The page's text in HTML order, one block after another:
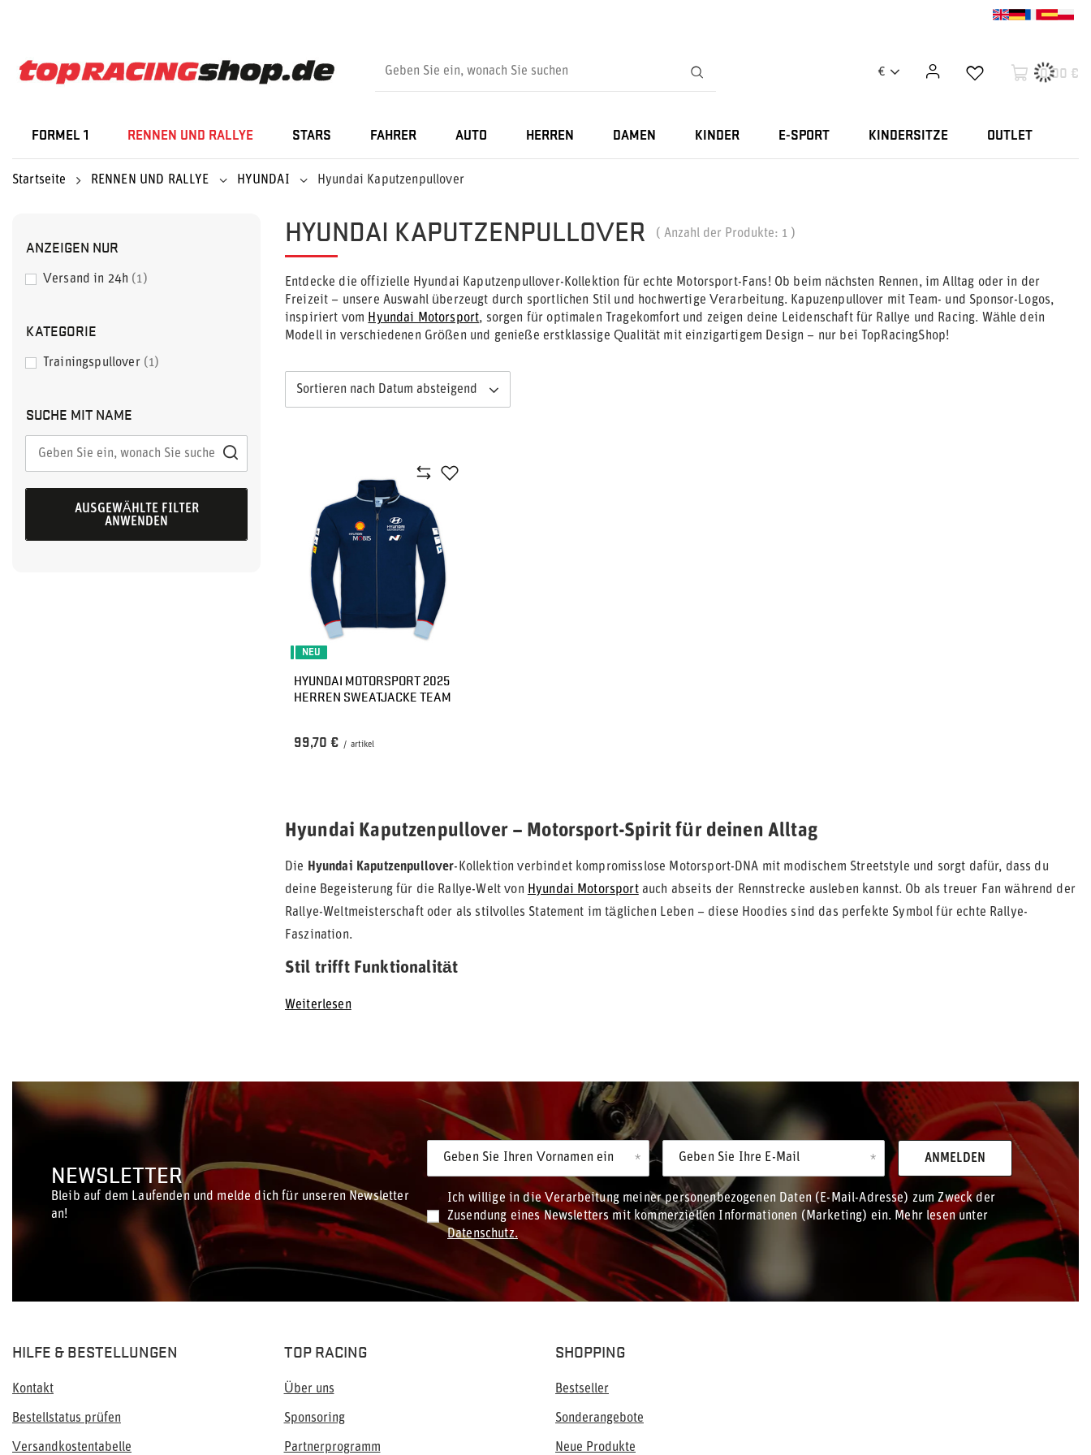
€ 0,00 €
FORMEL 1 RENNEN UND RALLYE STARS FAHRER AUTO HERREN DAMEN KINDER E-SPORT KINDERSITZE OUTLET
Startseite RENNEN UND RALLYE HYUNDAI Hyundai Kaputzenpullover
ANZEIGEN NUR
Versand in 24h 1
KATEGORIE
Trainingspullover 1
SUCHE MIT NAME
AUSGEWÄHLTE FILTER
ANWENDEN
HYUNDAI KAPUTZENPULLOVER ( Anzahl der Produkte: 1 )
Entdecke die offizielle Hyundai Kaputzenpullover-Kollektion für echte Motorsport-Fans! Ob beim nächsten Rennen, im Alltag oder in der
Freizeit – unsere Auswahl überzeugt durch sportlichen Stil und hochwertige Verarbeitung. Kapuzenpullover mit Team- und Sponsor-Logos,
inspiriert vom Hyundai Motorsport, sorgen für optimalen Tragekomfort und zeigen deine Leidenschaft für Rallye und Racing. Wähle dein
Modell in verschiedenen Größen und genieße erstklassige Qualität mit einzigartigem Design – nur bei TopRacingShop!
Sortieren nach Datum absteigend
NEU
HYUNDAI MOTORSPORT 2025
HERREN SWEATJACKE TEAM
99,70 € / artikel
Hyundai Kaputzenpullover – Motorsport-Spirit für deinen Alltag
Die Hyundai Kaputzenpullover-Kollektion verbindet kompromisslose Motorsport-DNA mit modischem Streetstyle und sorgt dafür, dass du
deine Begeisterung für die Rallye-Welt von Hyundai Motorsportauch abseits der Rennstrecke ausleben kannst. Ob als treuer Fan während der
Rallye-Weltmeisterschaft oder als stilvolles Statement im täglichen Leben – diese Hoodies sind das perfekte Symbol für echte Rallye-
Faszination.
Stil trifft Funktionalität
Weiterlesen
NEWSLETTER
Bleib auf dem Laufenden und melde dich für unseren Newsletter
an!
Geben Sie Ihren Vornamen ein Geben Sie Ihre E-Mail
Ich willige in die Verarbeitung meiner personenbezogenen Daten (E-Mail-Adresse) zum Zweck der
Zusendung eines Newsletters mit kommerziellen Informationen (Marketing) ein. Mehr lesen unter
Datenschutz.
ANMELDEN
HILFE & BESTELLUNGEN
Kontakt
Bestellstatus prüfen
Versandkostentabelle
TOP RACING
Über uns
Sponsoring
Partnerprogramm
SHOPPING
Bestseller
Sonderangebote
Neue Produkte